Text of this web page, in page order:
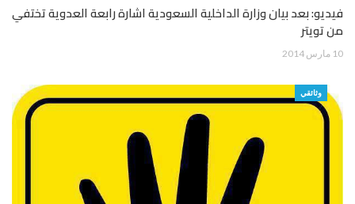
فيديو: بعد بيان وزارة الداخلية السعودية اشارة رابعة العدوية تختفي
من تويتر
10 مارس 2014
وثائقي